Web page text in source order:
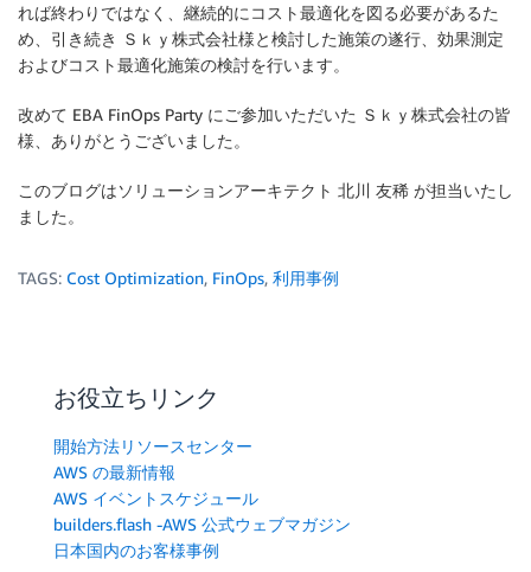
れば終わりではなく、継続的にコスト最適化を図る必要があるた
め、引き続き Ｓｋｙ株式会社様と検討した施策の遂行、効果測定
およびコスト最適化施策の検討を行います。
改めて EBA FinOps Party にご参加いただいた Ｓｋｙ株式会社の皆
様、ありがとうございました。
このブログはソリューションアーキテクト 北川 友稀 が担当いたし
ました。
TAGS: Cost Optimization, FinOps, 利用事例
お役立ちリンク
開始方法リソースセンター
AWS の最新情報
AWS イベントスケジュール
builders.flash -AWS 公式ウェブマガジン
日本国内のお客様事例